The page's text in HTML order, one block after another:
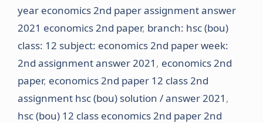
year economics 2nd paper assignment answer
2021 economics 2nd paper, branch: hsc (bou)
class: 12 subject: economics 2nd paper week:
2nd assignment answer 2021 , economics 2nd
paper, economics 2nd paper 12 class 2nd
assignment hsc (bou) solution / answer 2021 ,
hsc (bou) 12 class economics 2nd paper 2nd